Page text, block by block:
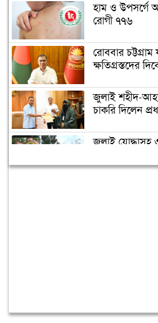
হাম ও
রোগী ৭৭৬
রোববার চট্টগ্রাম
ক্ষতিগ্রস্তদের
জুলাই শহীদ-
চাকরি দিলেন
জুলাই